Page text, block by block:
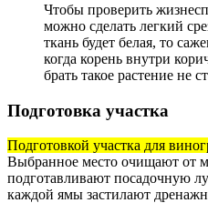
Чтобы проверить
можно сделать легкий
ткань будет белая, то
когда корень внутри
брать такое растение не
Подготовка участка
Подготовкой участка для
Выбранное место очищают от
подготавливают посадочную
каждой ямы застилают